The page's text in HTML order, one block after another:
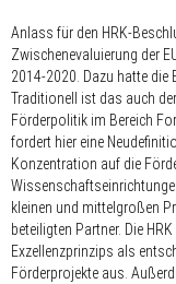
Anlass für den HRK-
Zwischenevaluierung der
2014-2020. Dazu hatte
Traditionell ist das auch
Förderpolitik im Bereich
fordert hier eine
Konzentration auf die
kleinen und mittelgroßen
beteiligten Partner. Die
Exzellenzprinzips als
Förderprojekte aus.